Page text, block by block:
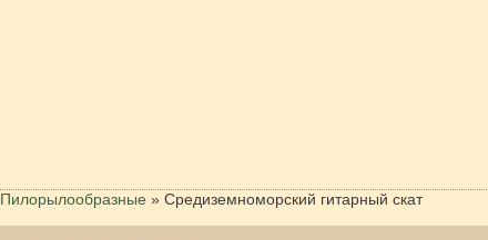
Пилорылообразные » Средиземноморский гитарный скат